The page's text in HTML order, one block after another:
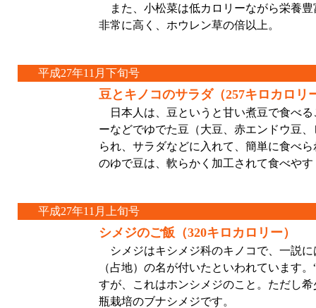
また、小松菜は低カロリーながら栄養
非常に高く、ホウレン草の倍以上。
平成27年11月下旬号
豆とキノコのサラダ（257キロカロリ
日本人は、豆というと甘い煮豆で食べ
ーなどでゆでた豆（大豆、赤エンドウ豆
られ、サラダなどに入れて、簡単に食べ
のゆで豆は、軟らかく加工されて食べや
平成27年11月上旬号
シメジのご飯（320キロカロリー）
シメジはキシメジ科のキノコで、一説
（占地）の名が付いたといわれています
すが、これはホンシメジのこと。ただし
瓶栽培のブナシメジです。